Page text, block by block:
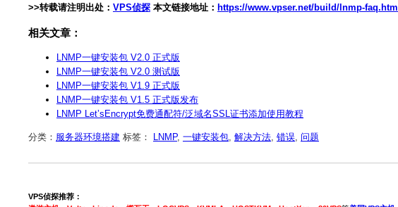
>>转载请注明出处： VPS侦探 本文链接地址： https://www.vpser.net/build/lnmp-faq.html
相关文章：
LNMP一键安装包 V2.0 正式版
LNMP一键安装包 V2.0 测试版
LNMP一键安装包 V1.9 正式版
LNMP一键安装包 V1.5 正式版发布
LNMP Let’sEncrypt免费通配符/泛域名SSL证书添加使用教程
分类： 服务器环境搭建 标签： LNMP, 一键安装包 解决方法 错误 问题
VPS侦探推荐：